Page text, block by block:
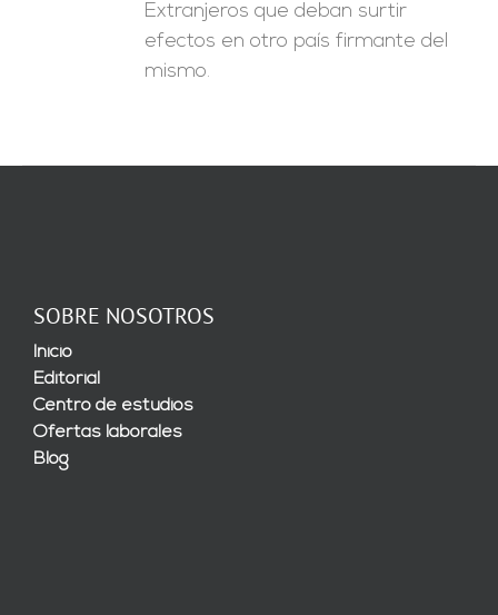
Extranjeros que deban surtir
efectos en otro país firmante del
mismo.
SOBRE NOSOTROS
Inicio
Editorial
Centro de estudios
Ofertas laborales
Blog